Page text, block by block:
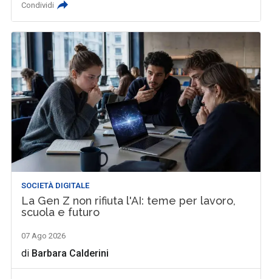
Condividi
SOCIETÀ DIGITALE
La Gen Z non rifiuta l'AI: teme per lavoro,
scuola e futuro
07 Ago 2026
di Barbara Calderini